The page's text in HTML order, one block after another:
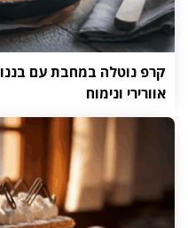
קרפ נוטלה במחבת עם
אוורירי ונימוח